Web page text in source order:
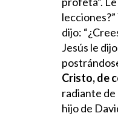
dijo:
Jesús le
Cristo, de
radiante de
hijo de